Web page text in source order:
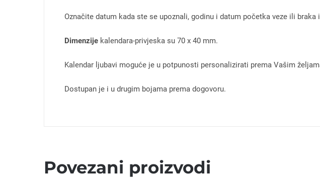
Označite datum kada ste se upoznali, godinu i datum početka veze ili
Dimenzije kalendara-privjeska su 70 x 40 mm.
Kalendar ljubavi moguće je u potpunosti personalizirati prema Vašim
Dostupan je i u drugim bojama prema dogovoru.
Povezani proizvodi